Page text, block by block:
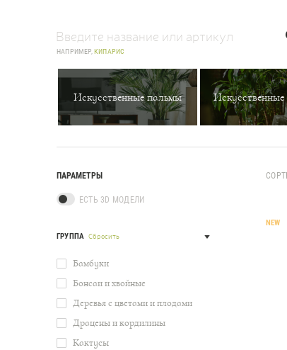
НАПРИМЕР,КИПАРИС
Искусственные пальмы
ПАРАМЕТРЫ
ЕСТЬ 3D МОДЕЛИ
ГРУППА Сбросить
Бамбуки
Бонсаи и хвойные
Деревья с цветами и плодами
Драцены и кордилины
Кактусы
NEW